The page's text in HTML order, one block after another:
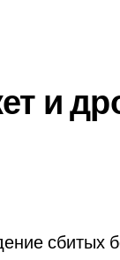
и
сбитых